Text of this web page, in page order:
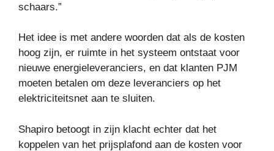
schaars.”
Het idee is met andere woorden dat als de kosten
hoog zijn, er ruimte in het systeem ontstaat voor
nieuwe energieleveranciers, en dat klanten PJM
moeten betalen om deze leveranciers op het
elektriciteitsnet aan te sluiten.
Shapiro betoogt in zijn klacht echter dat het
koppelen van het prijsplafond aan de kosten voor